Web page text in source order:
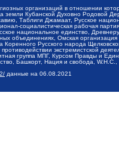
организаций в отношении
земли Кубанской Духовно Родовой
Таблиги Джамаат, Русское
социалистическая рабочая
национальное единство,
объединениях, Омская
Русского народа
экстремистской
группа МПГ, Курсом Правды и
Башкорт, Нация и свобода,
данные на 06.08.2021